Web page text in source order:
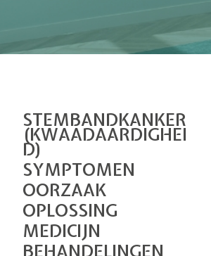
STEMBANDKANKER
(KWAADAARDIGHEI
D)
SYMPTOMEN
OORZAAK
OPLOSSING
MEDICIJN
BEHANDELINGEN